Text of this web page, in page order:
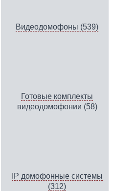
Видеодомофоны (539)
Готовые комплекты
видеодомофонии (58)
IP домофонные системы
(312)